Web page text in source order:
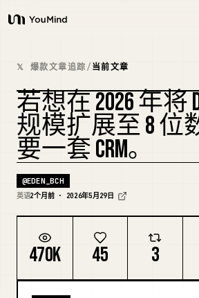
YouMind
概览
使用案例
技能
提示词
下载
𝕏 爆款文章追踪/当前文章
若想在 2026 年将
规模扩展至 8 位
要一套 CRM。
@EDEN_BCH
英语2个月前 · 2026年5月29日
470K 45 3